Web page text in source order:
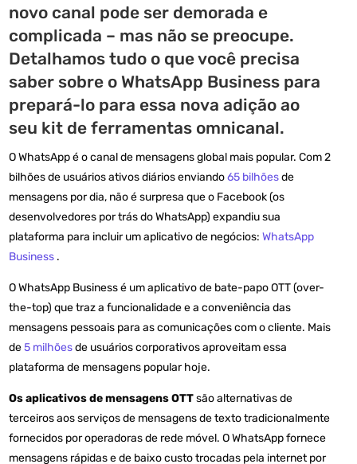
novo canal pode ser demorada e
complicada – mas não se preocupe.
Detalhamos tudo o que você precisa
saber sobre o WhatsApp Business para
prepará-lo para essa nova adição ao
seu kit de ferramentas omnicanal.
O WhatsApp é o canal de mensagens global mais popular. Com 2
bilhões de usuários ativos diários enviando65 bilhõesde
mensagens por dia, não é surpresa que o Facebook (os
desenvolvedores por trás do WhatsApp) expandiu sua
plataforma para incluir um aplicativo de negócios:WhatsApp
Business .
O WhatsApp Business é um aplicativo de bate-papo OTT (over-
the-top) que traz a funcionalidade e a conveniência das
mensagens pessoais para as comunicações com o cliente. Mais
de5 milhõesde usuários corporativos aproveitam essa
plataforma de mensagens popular hoje.
Os aplicativos de mensagens OTTsão alternativas de
terceiros aos serviços de mensagens de texto tradicionalmente
fornecidos por operadoras de rede móvel. O WhatsApp fornece
mensagens rápidas e de baixo custo trocadas pela internet por